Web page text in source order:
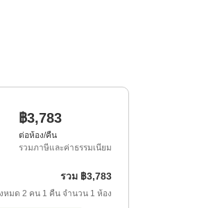
฿3,783
ต่อห้อง/คืน
รวมภาษีและค่าธรรมเนียม
รวม ฿3,783
หมด 2 คน 1 คืน จำนวน 1 ห้อง